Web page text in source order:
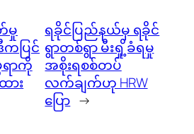
မှု
ကပြင်
ရာကို
း
ရခိုင်ပြည်နယ်မှ ရခိုင်
ရွာတစ်ရွာ မီးရှို့ခံရမှု
အစိုးရစစ်တပ်
လက်ချက်ဟု HRW
ပြော →